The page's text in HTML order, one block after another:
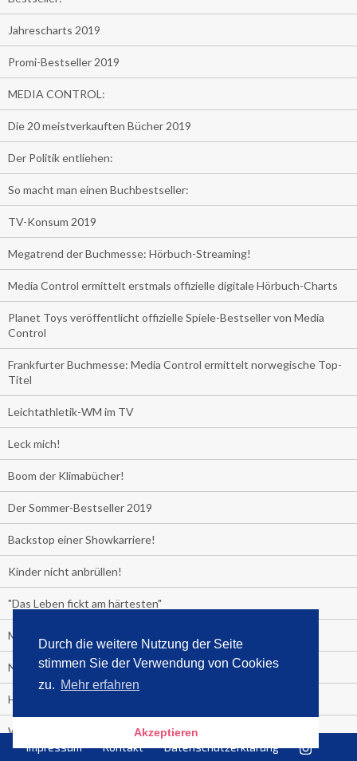
Durch die weitere Nutzung der Seite
stimmen Sie der Verwendung von Cookies
zu. Mehr erfahren
Akzeptieren
Jahrescharts 2019
Promi-Bestseller 2019
MEDIA CONTROL:
Die 20 meistverkauften Bücher 2019
Der Politik entliehen:
So macht man einen Buchbestseller:
TV-Konsum 2019
Megatrend der Buchmesse: Hörbuch-Streaming!
Media Control ermittelt erstmals offizielle digitale Hörbuch-Charts
Planet Toys veröffentlicht offizielle Spiele-Bestseller von Media
Control
Frankfurter Buchmesse: Media Control ermittelt norwegische Top-
Titel
Leichtathletik-WM im TV
Leck mich!
Boom der Klimabücher!
Der Sommer-Bestseller 2019
Backstop einer Showkarriere!
Kinder nicht anbrüllen!
"Das Leben fickt am härtesten"
Media Control exklusiv:
Negativzins
Heute ist Tag des Malbuchs
Welches Auto fahren Sie?
Impressum Kontakt Datenschutzerklärung